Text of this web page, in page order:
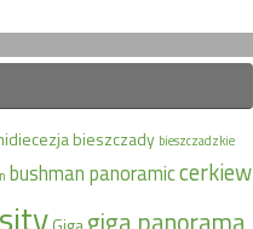
bieszczady bieszczadzkie
bushman panoramiccerkiew